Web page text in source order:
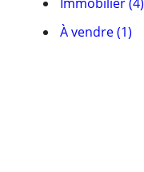
À vendre (1)